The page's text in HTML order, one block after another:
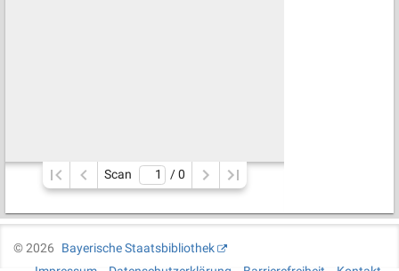
Scan / 0
©2026
Bayerische Staatsbibliothek